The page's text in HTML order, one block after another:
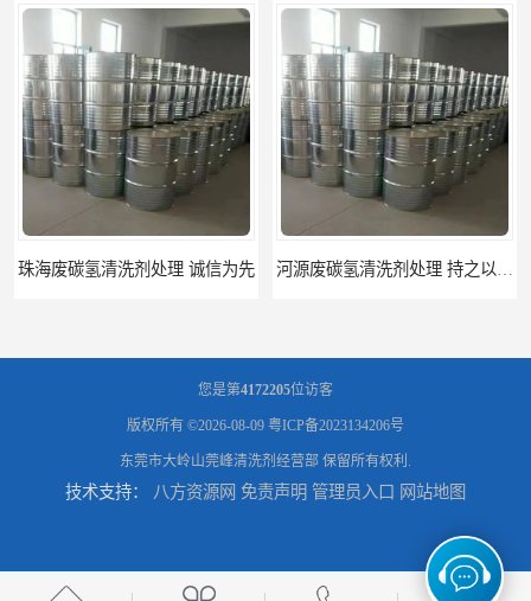
河源废碳氢清洗剂处理 持之以恒为客户服务
梅州回收废碳氢清洗剂 现款交易 惠州废白电油回收 持之以恒为客户服务
您是第4172205位访客
版权所有 ©2026-08-09 粤ICP备2023134206号
东莞市大岭山莞峰清洗剂经营部 保留所有权利.
技术支持： 八方资源网 免责声明 管理员入口 网站地图